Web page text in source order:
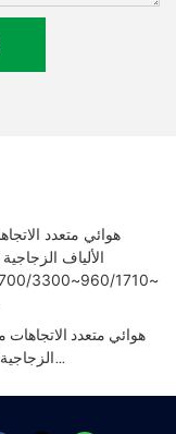
هوائي متعدد الاتجاهات